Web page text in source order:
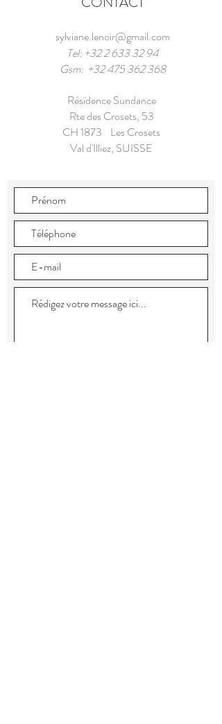
sylviane.lenoir@gmail.com
Tel: +32 2 633 32 94
Gsm: +32 475 362 368
Résidence Sundance
Rte des Crosets, 53
CH 1873 Les Crosets
Val d'Illiez, SUISSE